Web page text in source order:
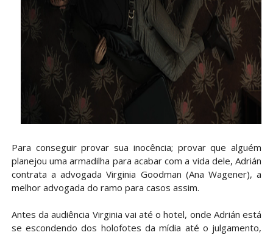
Para conseguir provar sua inocência; provar que alguém
planejou uma armadilha para acabar com a vida dele, Adrián
contrata a advogada Virginia Goodman (Ana Wagener), a
melhor advogada do ramo para casos assim.
Antes da audiência Virginia vai até o hotel, onde Adrián está
se escondendo dos holofotes da mídia até o julgamento,